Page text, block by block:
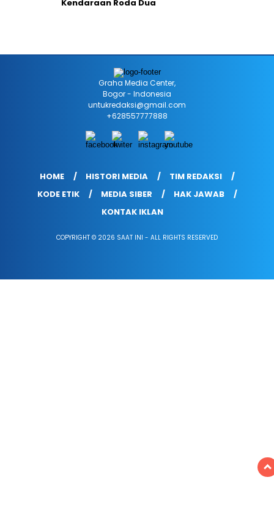
Kendaraan Roda Dua
Graha Media Center,
Bogor - Indonesia
untukredaksi@gmail.com
+628557777888
HOME HISTORI MEDIA
TIM REDAKSI
KODE ETIK
MEDIA SIBER
HAK JAWAB
KONTAK IKLAN
COPYRIGHT © 2026 SAAT INI - ALL RIGHTS RESERVED